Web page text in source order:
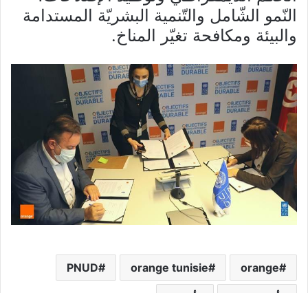
النّمو الشّامل والتّنمية البشريّة المستدامة
والبيئة ومكافحة تغيّر المناخ.
orange
orange tunisie
PNUD